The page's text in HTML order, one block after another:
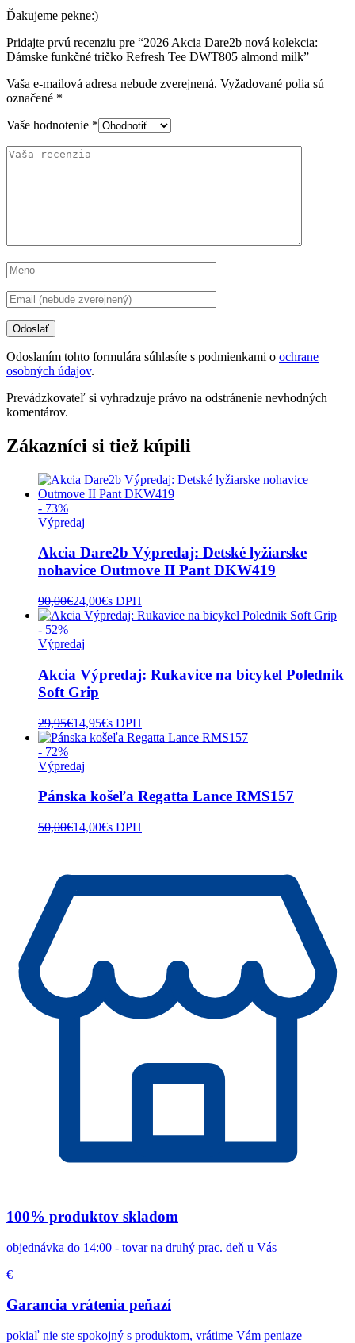
Ďakujeme pekne:)
Pridajte prvú recenziu pre “2026 Akcia Dare2b nová kolekcia:
Dámske funkčné tričko Refresh Tee DWT805 almond milk”
Vaša e-mailová adresa nebude zverejnená. Vyžadované polia sú
označené *
Vaše hodnotenie *
Odoslaním tohto formulára súhlasíte s podmienkami o ochrane
osobných údajov.
Prevádzkovateľ si vyhradzuje právo na odstránenie nevhodných
komentárov.
Zákazníci si tiež kúpili
- 73%
Výpredaj
Akcia Dare2b Výpredaj: Detské lyžiarske
nohavice Outmove II Pant DKW419
90,00€24,00€s DPH
- 52%
Výpredaj
Akcia Výpredaj: Rukavice na bicykel Polednik
Soft Grip
29,95€14,95€s DPH
- 72%
Výpredaj
Pánska košeľa Regatta Lance RMS157
50,00€14,00€s DPH
100% produktov skladom
objednávka do 14:00 - tovar na druhý prac. deň u Vás
€
Garancia vrátenia peňazí
pokiaľ nie ste spokojný s produktom, vrátime Vám peniaze